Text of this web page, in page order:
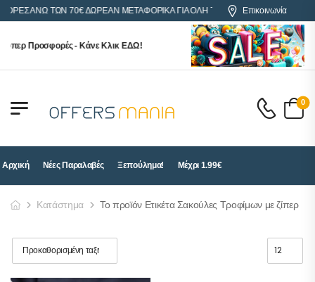
ΑΝΩ ΤΩΝ 70€ ΔΩΡΕΑΝ ΜΕΤΑΦΟΡΙΚΑ ΓΙΑ ΟΛΗ ΤΗΝ ΕΛΛΑΔΑΕπικοινωνία
Προσφορές - Κάνε Κλικ ΕΔΩ!
0
Αρχική Νέες Παραλαβές Ξεπούλημα! Μέχρι 1.99€
Κατάστημα Το προϊόν Ετικέτα Σακούλες Τροφίμων με ζίπερ